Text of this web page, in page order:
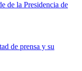
de la Presidencia de
de prensa y su